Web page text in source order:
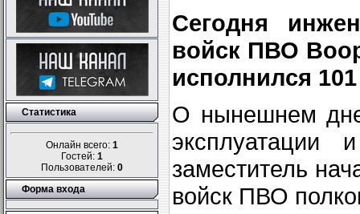
Статистика
Онлайн всего: 1
Гостей: 1
Пользователей: 0
Форма входа
Сегодня
войск ПВО
исполнился
О нынешнем дне
эксплуатации
заместитель
войск ПВО